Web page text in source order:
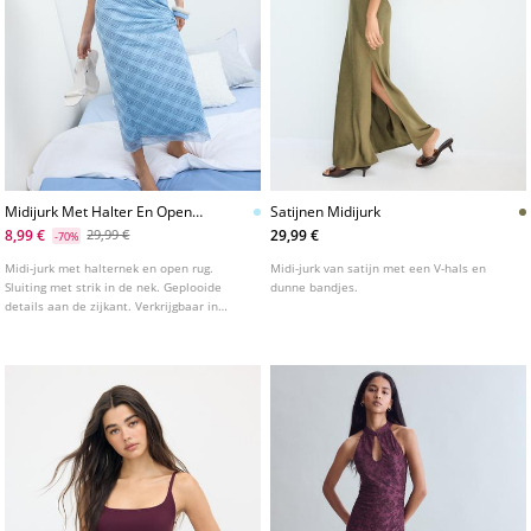
Midijurk Met Halter En Open
Rug
8,99 € -70% 29,99 €
Midi-jurk met halternek en open rug.
Sluiting met strik in de nek. Geplooide
details aan de zijkant. Verkrijgbaar in
Satijnen Midijurk
29,99 €
Midi-jurk van satijn met een V-hals en
dunne bandjes.